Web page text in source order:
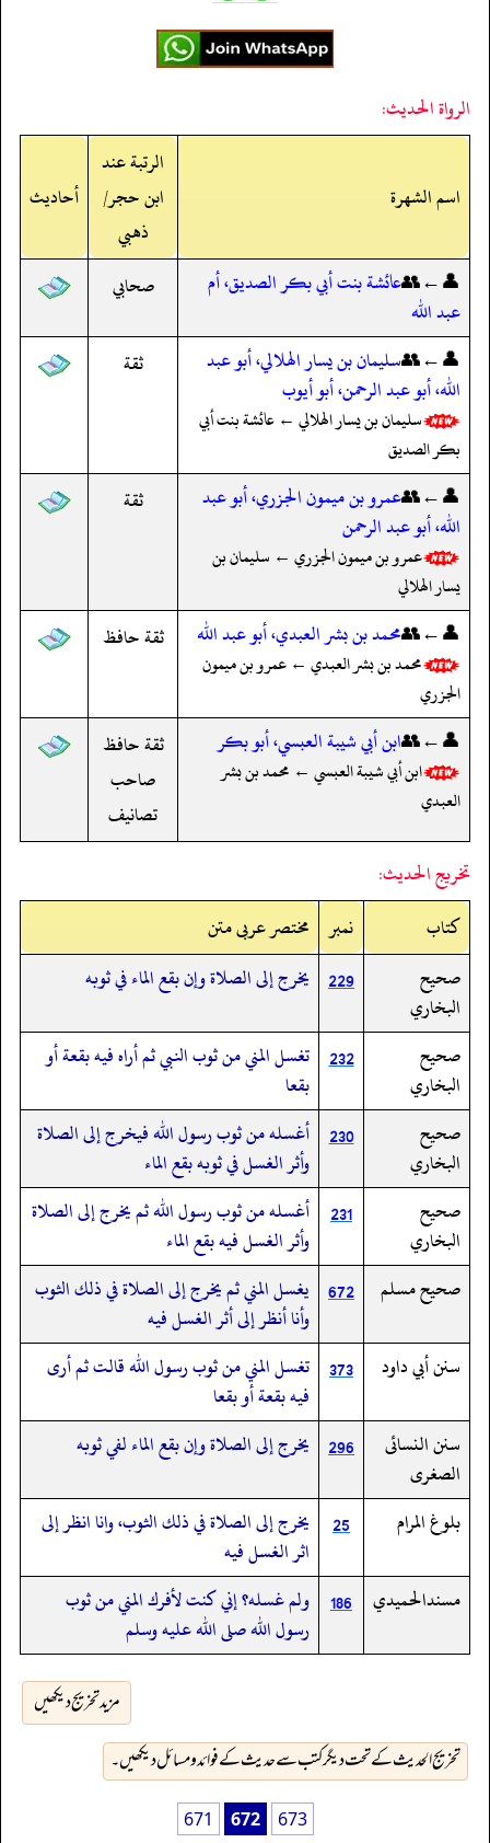
الرواة الحديث:
اسم الشهرة
الرتبة عند
ابن حجر/
ذهبي
أحاديث
👤←👥عائشة بنت أبي بكر الصديق، أم
عبد الله
صحابي
👤←👥سليمان بن يسار الهلالي، أبو عبد
الله، أبو عبد الرحمن، أبو أيوب
سليمان بن يسار الهلالي ← عائشة بنت أبي
بكر الصديق
ثقة
👤←👥عمرو بن ميمون الجزري، أبو عبد
الله، أبو عبد الرحمن
عمرو بن ميمون الجزري ← سليمان بن
يسار الهلالي
ثقة
👤←👥محمد بن بشر العبدي، أبو عبد الله
محمد بن بشر العبدي ← عمرو بن ميمون
الجزري
ثقة حافظ
👤←👥ابن أبي شيبة العبسي، أبو بكر
ابن أبي شيبة العبسي ← محمد بن بشر
العبدي
ثقة حافظ
صاحب
تصانيف
تخريج الحديث:
کتاب
نمبر مختصر عربی متن
صحيح
البخاري
229 يخرج إلى الصلاة وإن بقع الماء في ثوبه
صحيح
البخاري
232 تغسل المني من ثوب النبي ثم أراه فيه بقعة أو
بقعا
صحيح
البخاري
230 أغسله من ثوب رسول الله فيخرج إلى الصلاة
وأثر الغسل في ثوبه بقع الماء
صحيح
البخاري
231 أغسله من ثوب رسول الله ثم يخرج إلى الصلاة
وأثر الغسل فيه بقع الماء
صحيح مسلم
672 يغسل المني ثم يخرج إلى الصلاة في ذلك الثوب
وأنا أنظر إلى أثر الغسل فيه
سنن أبي داود
373 تغسل المني من ثوب رسول الله قالت ثم أرى
فيه بقعة أو بقعا
سنن النسائى
الصغرى
296 يخرج إلى الصلاة وإن بقع الماء لفي ثوبه
بلوغ المرام 25
يخرج إلى الصلاة في ذلك الثوب،‏‏‏‏ وانا انظر إلى
اثر الغسل فيه
مسندالحميدي 186 ولم غسله؟ إني كنت لأفرك المني من ثوب
رسول الله صلى الله عليه وسلم
مزید تخریج دیکھیں
تخریج الحدیث کے تحت دیگر کتب سے حدیث کے فوائد و مسائل دیکھیں۔
671 672 673